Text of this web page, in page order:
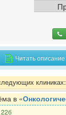
Читать описание
клиниках:
в «
22б